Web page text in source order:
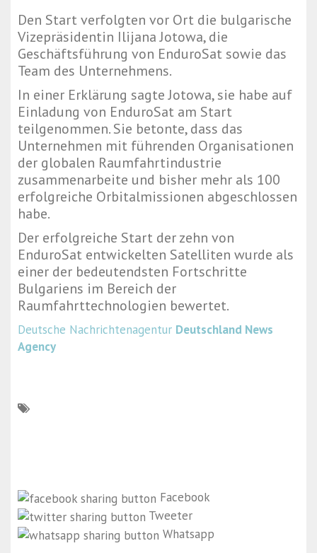
Den Start verfolgten vor Ort die bulgarische
Vizepräsidentin Ilijana Jotowa, die
Geschäftsführung von EnduroSat sowie das
Team des Unternehmens.
In einer Erklärung sagte Jotowa, sie habe auf
Einladung von EnduroSat am Start
teilgenommen. Sie betonte, dass das
Unternehmen mit führenden Organisationen
der globalen Raumfahrtindustrie
zusammenarbeite und bisher mehr als 100
erfolgreiche Orbitalmissionen abgeschlossen
habe.
Der erfolgreiche Start der zehn von
EnduroSat entwickelten Satelliten wurde als
einer der bedeutendsten Fortschritte
Bulgariens im Bereich der
Raumfahrttechnologien bewertet.
Deutsche Nachrichtenagentur Deutschland News
Agency
Facebook
Tweeter
Whatsapp